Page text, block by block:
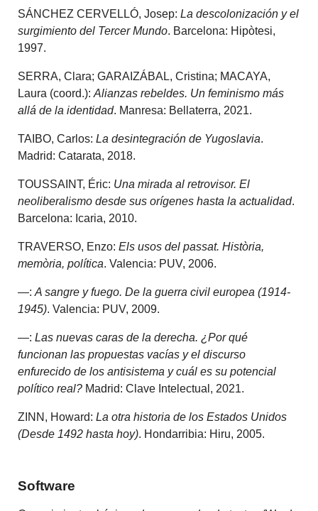
SÁNCHEZ CERVELLÓ, Josep:La descolonización y el
surgimiento del Tercer Mundo. Barcelona: Hipòtesi,
1997.
SERRA, Clara; GARAIZÁBAL, Cristina; MACAYA,
Laura (coord.):Alianzas rebeldes. Un feminismo más
allá de la identidad. Manresa: Bellaterra, 2021.
TAIBO, Carlos:La desintegración de Yugoslavia.
Madrid: Catarata, 2018.
TOUSSAINT, Éric: Una mirada al retrovisor. El
neoliberalismo desde sus orígenes hasta la actualidad.
Barcelona: Icaria, 2010.
TRAVERSO, Enzo:Els usos del passat. Història,
memòria, política. Valencia: PUV, 2006.
—:A sangre y fuego. De la guerra civil europea (1914-
1945). Valencia: PUV, 2009.
—:Las nuevas caras de la derecha. ¿Por qué
funcionan las propuestas vacías y el discurso
enfurecido de los antisistema y cuál es su potencial
político real? Madrid: Clave Intelectual, 2021.
ZINN, Howard:La otra historia de los Estados Unidos
(Desde 1492 hasta hoy). Hondarribia: Hiru, 2005.
Software